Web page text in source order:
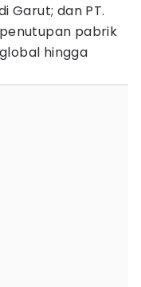
Garut; dan PT.
pabrik
hingga